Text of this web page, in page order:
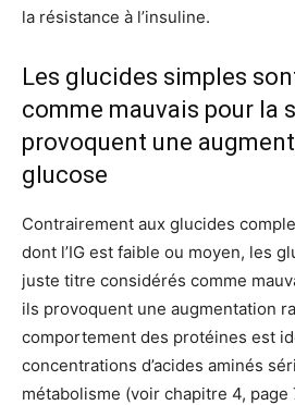
la résistance à l’insuline.
Les glucides simples
comme mauvais pour la
provoquent une
glucose
Contrairement aux glucides
dont l’IG est faible ou moyen, les
juste titre considérés comme
ils provoquent une augmentation
comportement des protéines est
concentrations d’acides aminés
métabolisme (voir chapitre 4, page